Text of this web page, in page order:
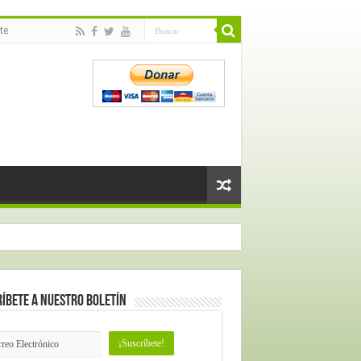
a nuestro Boletín